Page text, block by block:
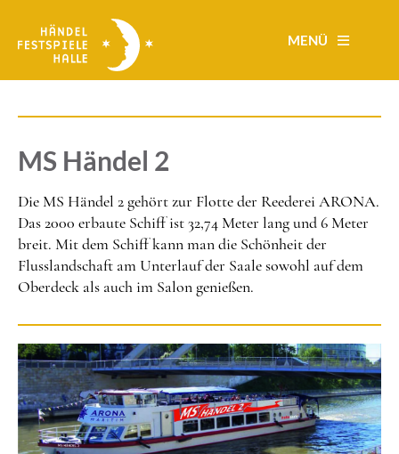
Inhalt
MENÜ
MS Händel 2
Die MS Händel 2 gehört zur Flotte der Reederei ARONA.
Das 2000 erbaute Schiff ist 32,74 Meter lang und 6 Meter
breit. Mit dem Schiff kann man die Schönheit der
Flusslandschaft am Unterlauf der Saale sowohl auf dem
Oberdeck als auch im Salon genießen.